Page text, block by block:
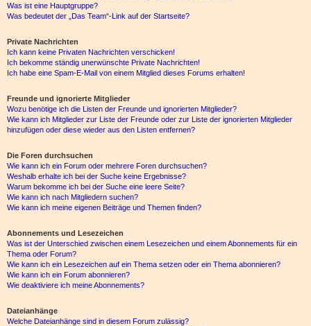
Was ist eine Hauptgruppe?
Was bedeutet der „Das Team“-Link auf der Startseite?
Private Nachrichten
Ich kann keine Privaten Nachrichten verschicken!
Ich bekomme ständig unerwünschte Private Nachrichten!
Ich habe eine Spam-E-Mail von einem Mitglied dieses Forums erhalten!
Freunde und ignorierte Mitglieder
Wozu benötige ich die Listen der Freunde und ignorierten Mitglieder?
Wie kann ich Mitglieder zur Liste der Freunde oder zur Liste der ignorierten Mitglieder
hinzufügen oder diese wieder aus den Listen entfernen?
Die Foren durchsuchen
Wie kann ich ein Forum oder mehrere Foren durchsuchen?
Weshalb erhalte ich bei der Suche keine Ergebnisse?
Warum bekomme ich bei der Suche eine leere Seite?
Wie kann ich nach Mitgliedern suchen?
Wie kann ich meine eigenen Beiträge und Themen finden?
Abonnements und Lesezeichen
Was ist der Unterschied zwischen einem Lesezeichen und einem Abonnements für ein
Thema oder Forum?
Wie kann ich ein Lesezeichen auf ein Thema setzen oder ein Thema abonnieren?
Wie kann ich ein Forum abonnieren?
Wie deaktiviere ich meine Abonnements?
Dateianhänge
Welche Dateianhänge sind in diesem Forum zulässig?